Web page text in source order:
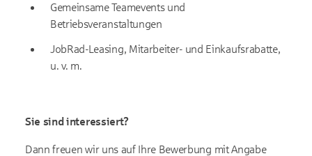
Gemeinsame Teamevents und
Betriebsveranstaltungen
JobRad-Leasing, Mitarbeiter- und Einkaufsrabatte,
u. v. m.
Sie sind interessiert?
Dann freuen wir uns auf Ihre Bewerbung mit Angabe